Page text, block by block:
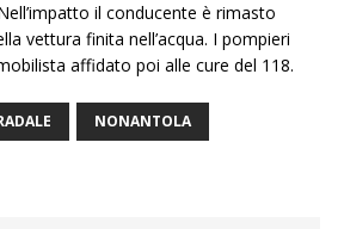
il conducente è rimasto
vettura finita nell’acqua. I pompieri
affidato poi alle cure del 118.
NONANTOLA